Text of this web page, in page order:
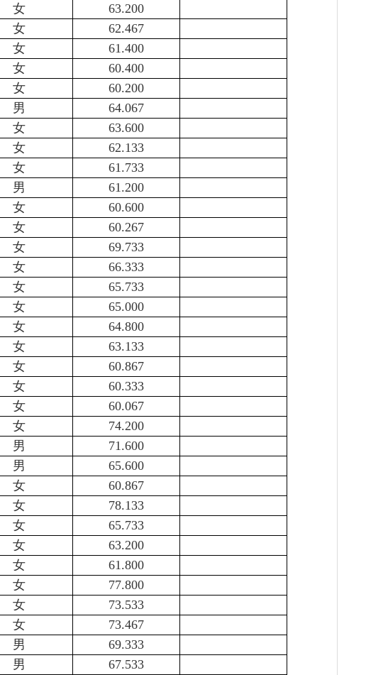
女
63.200
女
62.467
女
61.400
女
60.400
女
60.200
男
64.067
女
63.600
女
62.133
女
61.733
男
61.200
女
60.600
女
60.267
女
69.733
女
66.333
女
65.733
女
65.000
女
64.800
女
63.133
女
60.867
女
60.333
女
60.067
女
74.200
男
71.600
男
65.600
女
60.867
女
78.133
女
65.733
女
63.200
女
61.800
女
77.800
女
73.533
女
73.467
男
69.333
男 67.533